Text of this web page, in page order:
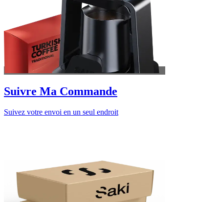
Suivre Ma Commande
Suivez votre envoi en un seul endroit